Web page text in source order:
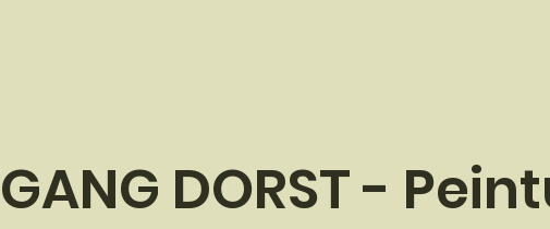
DORST -